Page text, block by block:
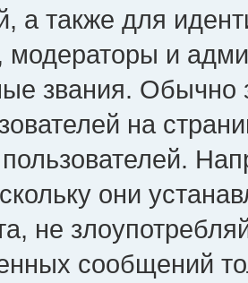
а также для
и
звания. Обычно
на
они
не
сообщений